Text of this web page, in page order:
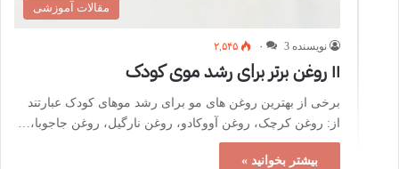
مقالات آموزشی
نویسنده 3 ۰ ۲,۵۴۵
۱۱ روغن برتر برای رشد موی کودک
برخی از بهترین روغن های مو برای رشد موهای کودک عبارتند
از: روغن کرچک، روغن آووکادو، روغن نارگیل، روغن جاجوبا،…
بیشتر بخوانید »